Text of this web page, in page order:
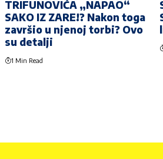
TRIFUNOVIĆA „NAPAO“
SAKO IZ ZARE!? Nakon toga
završio u njenoj torbi? Ovo
su detalji
1 Min Read